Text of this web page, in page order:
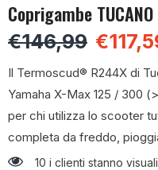
Coprigambe
€146,99
Il Termoscud® R244X di
Yamaha X-Max 125 / 300
per chi utilizza lo scooter
completa da freddo,
10 i clienti stanno